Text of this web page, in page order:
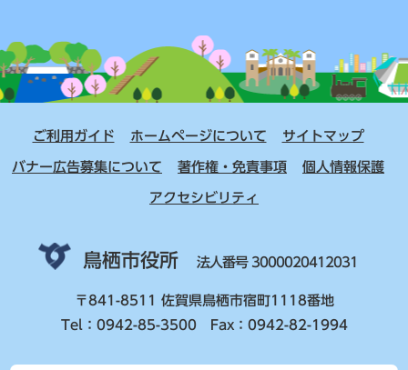
ご利用ガイド ホームページについて サイトマップ
バナー広告募集について 著作権・免責事項 個人情報保護
アクセシビリティ
鳥栖市役所 法人番号 3000020412031
〒841-8511 佐賀県鳥栖市宿町1118番地
Tel：0942-85-3500 Fax：0942-82-1994